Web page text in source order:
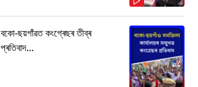
বকো-ছয়গাঁৱত কংগ্ৰেছৰ তীব্ৰ
প্ৰতিবাদ...